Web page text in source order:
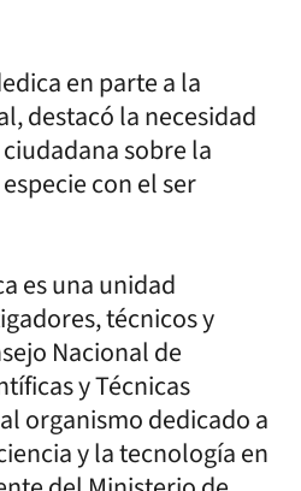
en parte a la
destacó la necesidad
sobre la
con el ser
es unaunidad
técnicos y
Nacional de
y Técnicas
organismo dedicado a
y la tecnología en